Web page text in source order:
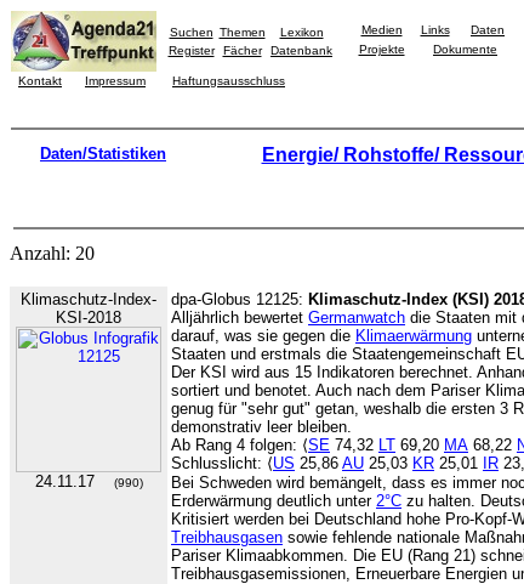
Suchen Themen
Lexikon
Register
Fächer Datenbank
Medien Links
Daten
Projekte
Dokumente
Kontakt Impressum Haftungsausschluss
Daten/Statistiken
Energie/ Rohstoffe/
Anzahl: 20
Klimaschutz-Index-
KSI-2018
24.11.17 (990)
dpa-Globus 12125: Klimaschutz-Index (KSI)
Alljährlich bewertet Germanwatch die Staaten mit
darauf, was sie gegen die Klimaerwärmung
Staaten und erstmals die Staatengemeinschaft
Der KSI wird aus 15 Indikatoren berechnet.
sortiert und benotet. Auch nach dem Pariser
genug für "sehr gut" getan, weshalb die ersten 3
demonstrativ leer bleiben.
Ab Rang 4 folgen: ⟨SE 74,32 LT 69,20 MA 68,22
Schlusslicht: ⟨US 25,86 AU 25,03 KR 25,01 IR
Bei Schweden wird bemängelt, dass es immer
Erderwärmung deutlich unter 2°C zu halten.
Kritisiert werden bei Deutschland hohe Pro-Kopf-
Treibhausgasen sowie fehlende nationale
Pariser Klimaabkommen. Die EU (Rang 21)
Treibhausgasemissionen, Erneuerbare Energien